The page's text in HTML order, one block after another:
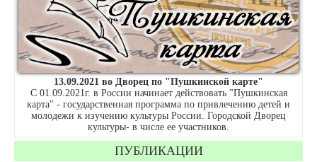
13.09.2021 во Дворец по "Пушкинской карте"
С 01.09.2021г. в России начинает действовать "Пушкинская
карта" - государственная программа по привлечению детей и
молодежи к изучению культуры России. Городской Дворец
культуры- в числе ее участников.
ПУБЛИКАЦИИ